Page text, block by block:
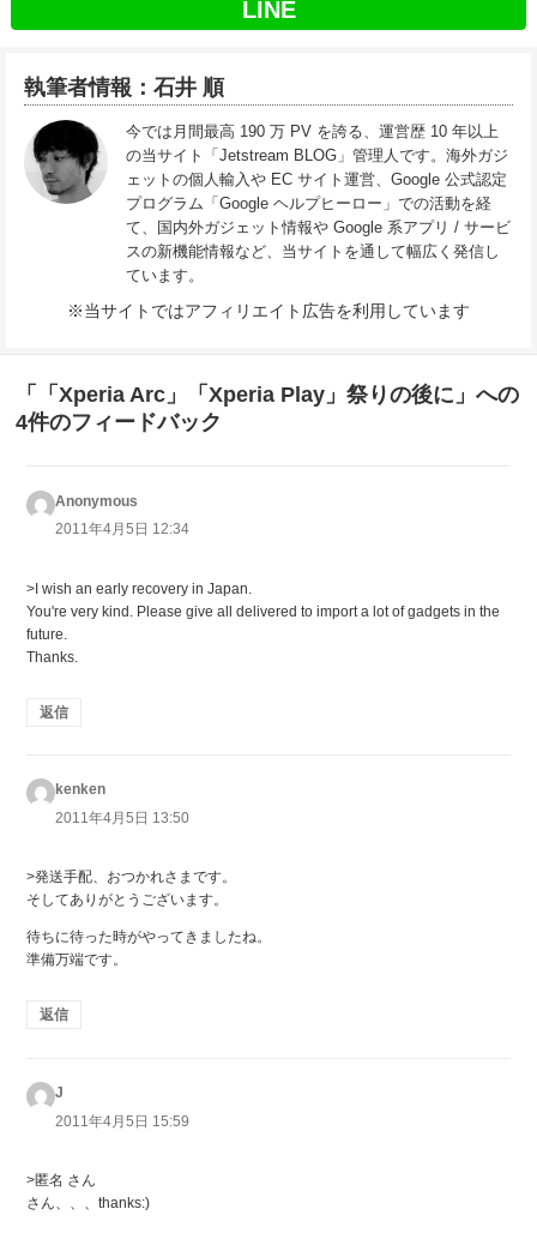
LINE
執筆者情報：石井 順
今では月間最高 190 万 PV を誇る、運営歴 10 年以上
の当サイト「Jetstream BLOG」管理人です。海外ガジ
ェットの個人輸入や EC サイト運営、Google 公式認定
プログラム「Google ヘルプヒーロー」での活動を経
て、国内外ガジェット情報や Google 系アプリ / サービ
スの新機能情報など、当サイトを通して幅広く発信し
ています。
※当サイトではアフィリエイト広告を利用しています
「「Xperia Arc」「Xperia Play」祭りの後に」への
4件のフィードバック
Anonymous
り:
2011年4月5日 12:34
>I wish an early recovery in Japan.
You're very kind. Please give all delivered to import a lot of gadgets in the
future.
Thanks.
返信
kenkenよ
り:
2011年4月5日 13:50
>発送手配、おつかれさまです。
そしてありがとうございます。
待ちに待った時がやってきましたね。
準備万端です。
返信
J
り:
2011年4月5日 15:59
>匿名 さん
さん、、、thanks:)